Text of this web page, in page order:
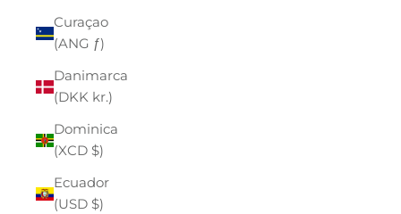
Curaçao
(ANG ƒ)
Danimarca
(DKK kr.)
Dominica
(XCD $)
Ecuador
(USD $)